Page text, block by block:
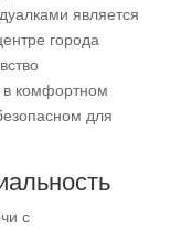
является
города
в комфортном
для
с